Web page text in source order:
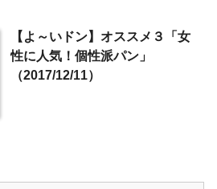
【よ～いドン】オススメ３「女
性に人気！個性派パン」
（2017/12/11）